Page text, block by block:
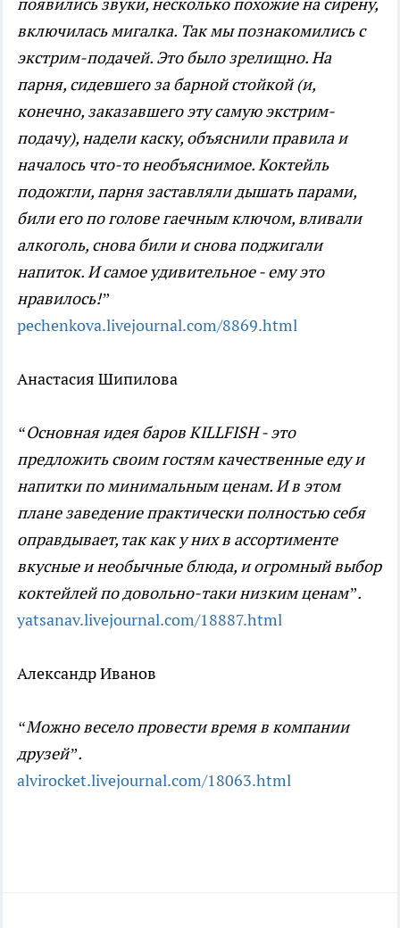
включилась мигалка. Так мы познакомились с
экстрим-подачей. Это было зрелищно. На
парня, сидевшего за барной стойкой (и,
конечно, заказавшего эту самую экстрим-
подачу), надели каску, объяснили правила и
началось что-то необъяснимое. Коктейль
подожгли, парня заставляли дышать парами,
били его по голове гаечным ключом, вливали
алкоголь, снова били и снова поджигали
напиток. И самое удивительное - ему это
нравилось!”
pechenkova.livejournal.com/8869.html
Анастасия Шипилова
“Основная идея баров KILLFISH - это
предложить своим гостям качественные еду и
напитки по минимальным ценам. И в этом
плане заведение практически полностью себя
оправдывает, так как у них в ассортименте
вкусные и необычные блюда, и огромный выбор
коктейлей по довольно-таки низким ценам”.
yatsanav.livejournal.com/18887.html
Александр Иванов
“Можно весело провести время в компании
друзей”.
alvirocket.livejournal.com/18063.html